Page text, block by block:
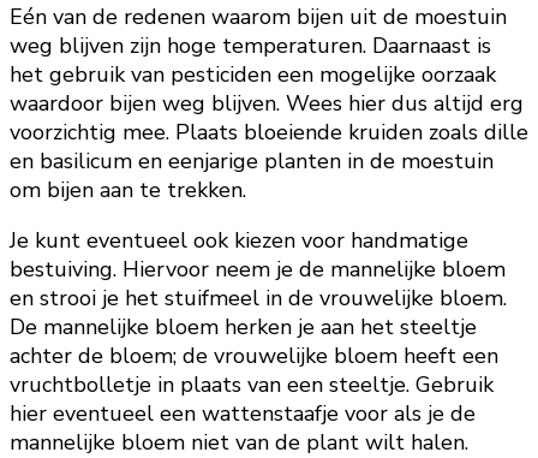
Eén van de redenen waarom bijen uit de moestuin
weg blijven zijn hoge temperaturen. Daarnaast is
het gebruik van pesticiden een mogelijke oorzaak
waardoor bijen weg blijven. Wees hier dus altijd erg
voorzichtig mee. Plaats bloeiende kruiden zoals dille
en basilicum en eenjarige planten in de moestuin
om bijen aan te trekken.
Je kunt eventueel ook kiezen voor handmatige
bestuiving. Hiervoor neem je de mannelijke bloem
en strooi je het stuifmeel in de vrouwelijke bloem.
De mannelijke bloem herken je aan het steeltje
achter de bloem; de vrouwelijke bloem heeft een
vruchtbolletje in plaats van een steeltje. Gebruik
hier eventueel een wattenstaafje voor als je de
mannelijke bloem niet van de plant wilt halen.